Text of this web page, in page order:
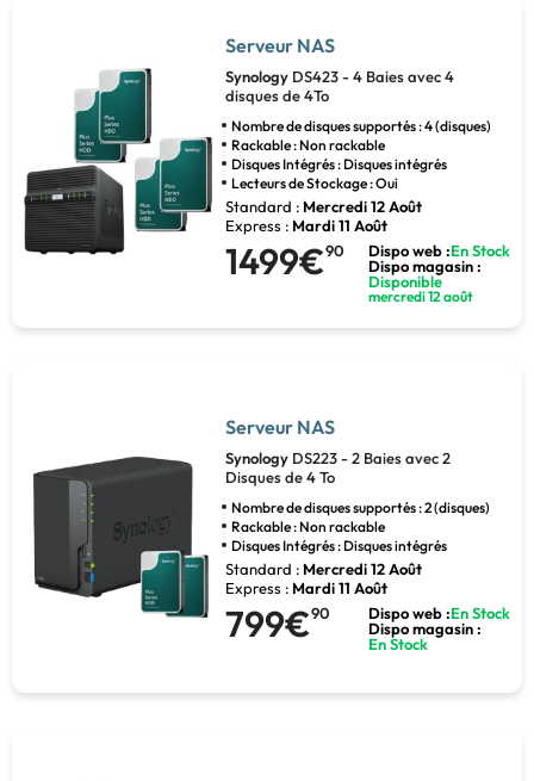
Serveur NAS
Synology DS423 - 4 Baies avec 4
disques de 4To
Nombre de disques supportés : 4 (disques)
Rackable : Non rackable
Disques Intégrés : Disques intégrés
Lecteurs de Stockage : Oui
Standard : Mercredi 12 Août
Express : Mardi 11 Août
1499€90 Dispo web :En Stock
Dispo magasin :
Disponible
mercredi 12 août
Serveur NAS
Synology DS223 - 2 Baies avec 2
Disques de 4 To
Nombre de disques supportés : 2 (disques)
Rackable : Non rackable
Disques Intégrés : Disques intégrés
Standard : Mercredi 12 Août
Express : Mardi 11 Août
799€90 Dispo web :En Stock
Dispo magasin :
En Stock